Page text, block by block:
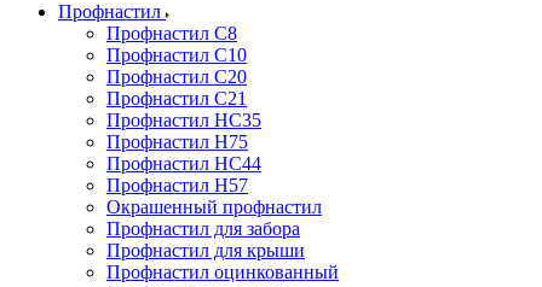
Профнастил
Профнастил С8
Профнастил С10
Профнастил С20
Профнастил С21
Профнастил НС35
Профнастил Н75
Профнастил HC44
Профнастил Н57
Окрашенный профнастил
Профнастил для забора
Профнастил для крыши
Профнастил оцинкованный